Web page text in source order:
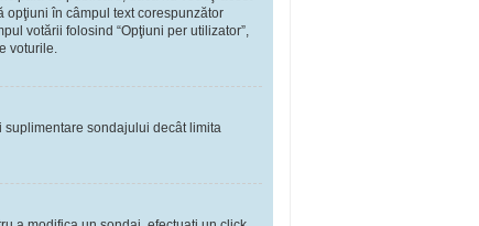
opţiuni în câmpul text corespunzător
votării folosind “Opţiuni per utilizator”,
voturile.
suplimentare sondajului decât limita